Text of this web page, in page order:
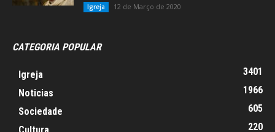
Igreja 12 de Março de 2020
CATEGORIA POPULAR
Igreja
3401
Noticias
1966
Sociedade
605
220